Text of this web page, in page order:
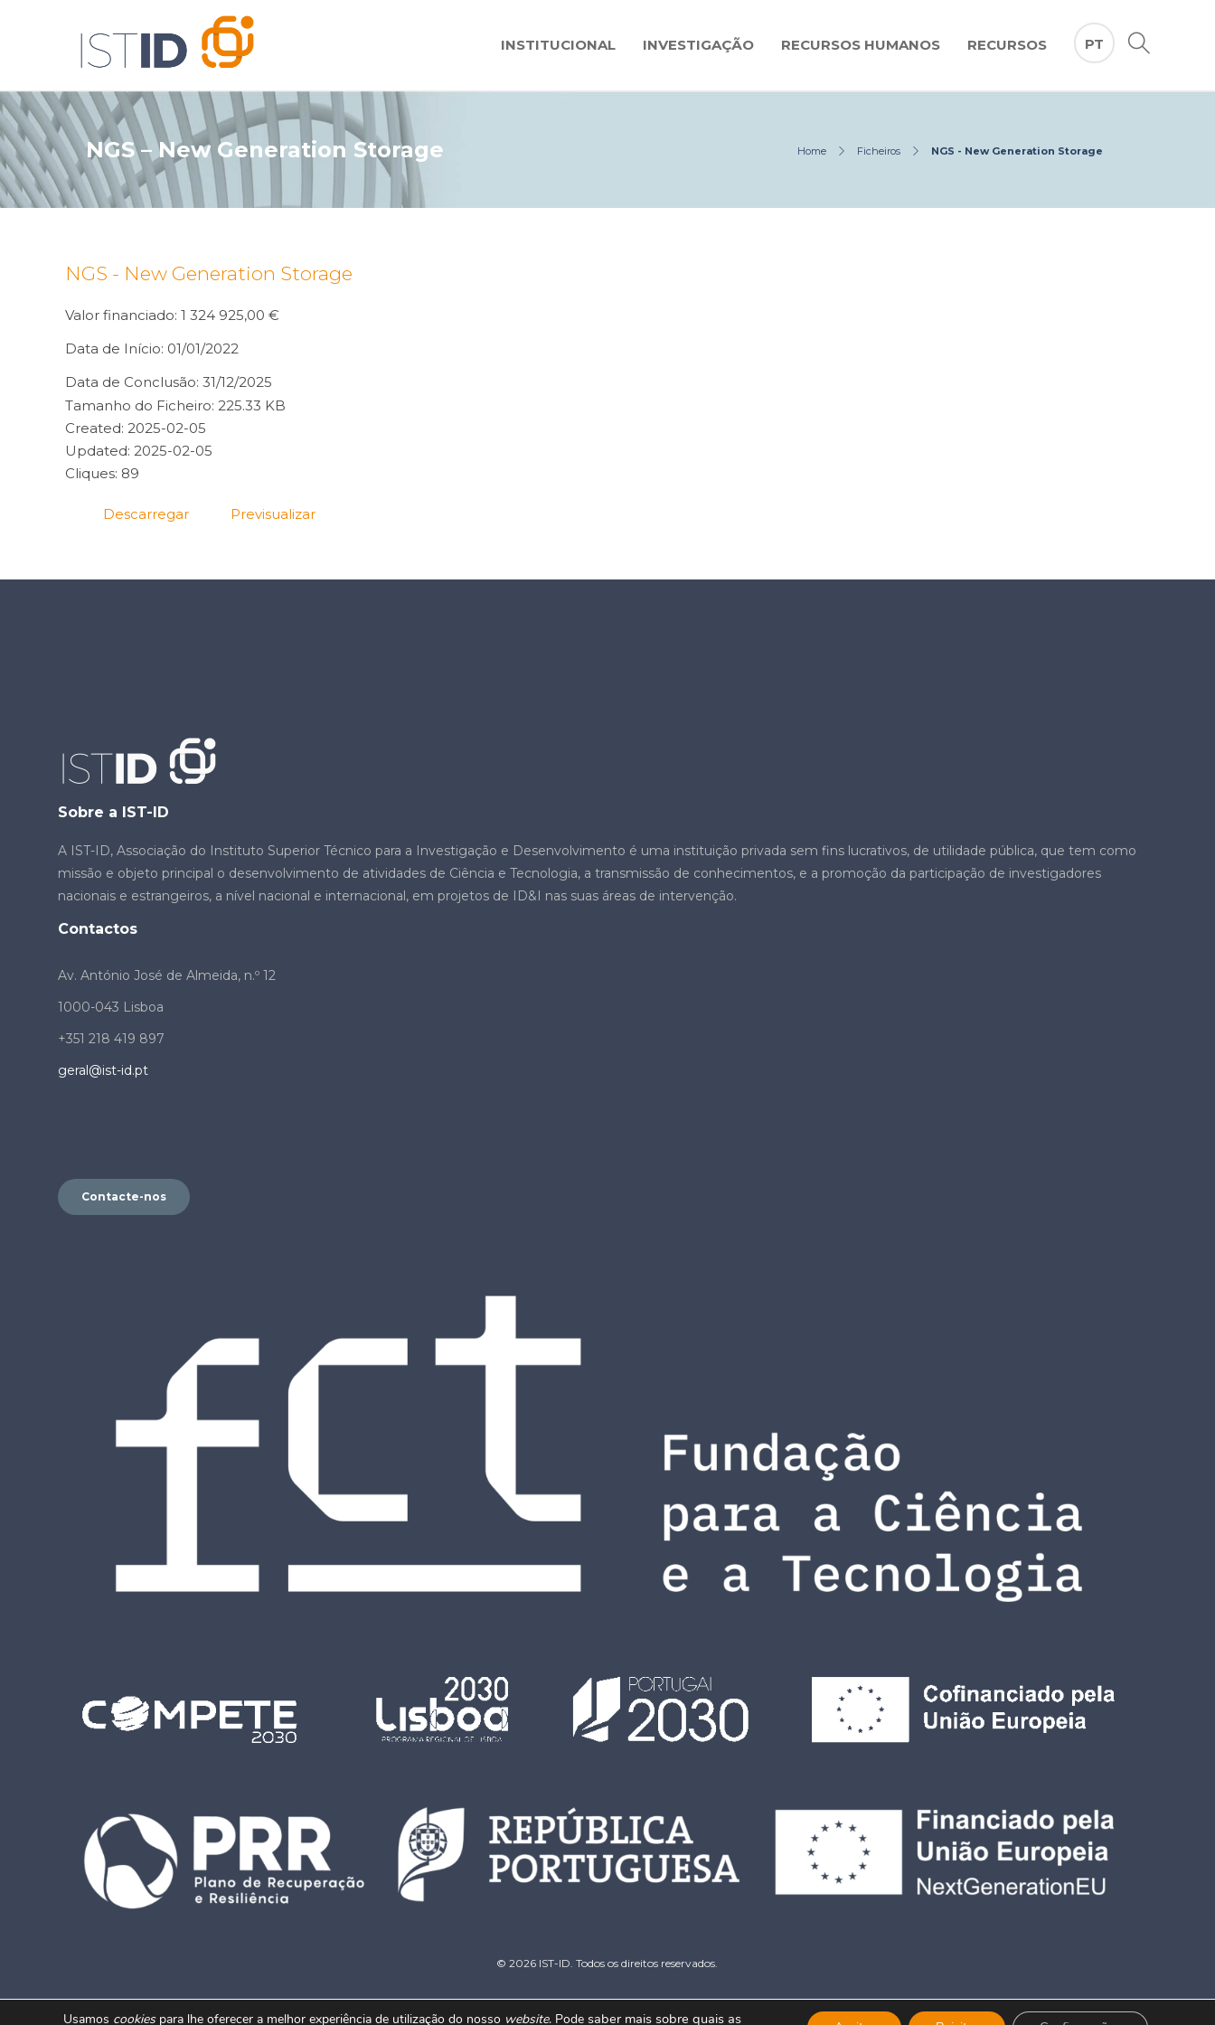
INSTITUCIONAL INVESTIGAÇÃO RECURSOS HUMANOS RECURSOS PT
NGS – New Generation Storage Home Ficheiros NGS - New Generation Storage
NGS - New Generation Storage
Valor financiado: 1 324 925,00 €
Data de Início: 01/01/2022
Data de Conclusão: 31/12/2025
Tamanho do Ficheiro: 225.33 KB
Created: 2025-02-05
Updated: 2025-02-05
Cliques: 89
Descarregar Previsualizar
Sobre a IST-ID
A IST-ID, Associação do Instituto Superior Técnico para a Investigação e Desenvolvimento é uma instituição privada sem fins lucrativos, de utilidade pública, que tem como
missão e objeto principal o desenvolvimento de atividades de Ciência e Tecnologia, a transmissão de conhecimentos, e a promoção da participação de investigadores
nacionais e estrangeiros, a nível nacional e internacional, em projetos de ID&I nas suas áreas de intervenção.
Contactos
Av. António José de Almeida, n.º 12
1000-043 Lisboa
+351 218 419 897
geral@ist-id.pt
Contacte-nos
© 2026 IST-ID. Todos os direitos reservados.
Usamos cookiespara lhe oferecer a melhor experiência de utilização do nosso website. Pode saber mais sobre quais as